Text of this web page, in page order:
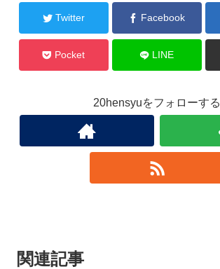
Twitter Facebook
Pocket LINE
20hensyuをフォローする
関連記事